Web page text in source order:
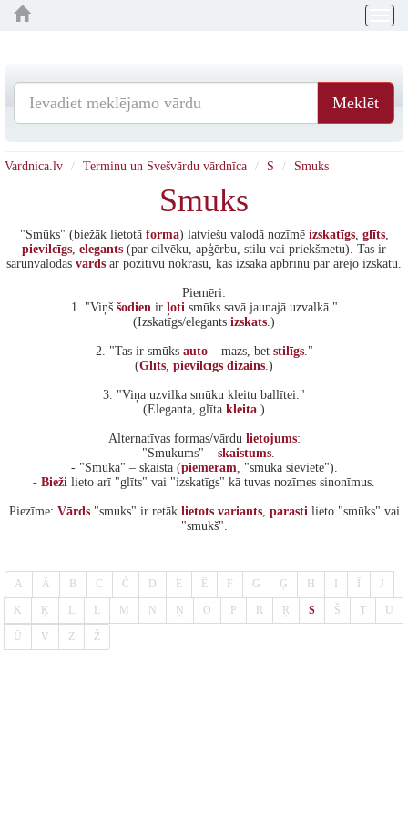
Meklēt
Vardnica.lv Terminu un Svešvārdu vārdnīca S Smuks
Smuks
"Smūks" (biežāk lietotā forma) latviešu valodā nozīmē izskatīgs, glīts,
pievilcīgs, elegants (par cilvēku, apģērbu, stilu vai priekšmetu). Tas ir
sarunvalodas vārds ar pozitīvu nokrāsu, kas izsaka apbrīnu par ārējo izskatu.
Piemēri:
1. "Viņš šodienir ļotismūks savā jaunajā uzvalkā."
(Izskatīgs/elegants izskats.)
2. "Tas ir smūks auto– mazs, bet stilīgs."
(Glīts, pievilcīgs dizains.)
3. "Viņa uzvilka smūku kleitu ballītei."
(Eleganta, glīta kleita.)
Alternatīvas formas/vārdu lietojums:
- "Smukums" – skaistums.
- "Smukā" – skaistā (piemēram, "smukā sieviete").
- Bieži lieto arī "glīts" vai "izskatīgs" kā tuvas nozīmes sinonīmus.
Piezīme: Vārds"smuks" ir retāk lietots variants, parastilieto "smūks" vai
"smukš".
A Ā B C Č D E Ē F G Ģ H J
K Ķ L Ļ M N Ņ O P R Ŗ S Š T U
Ū V Z Ž